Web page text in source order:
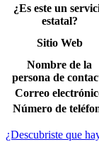
¿Es este un
estatal?
Sitio Web
Nombre de la
persona de
Correo
Número de
¿Descubriste que